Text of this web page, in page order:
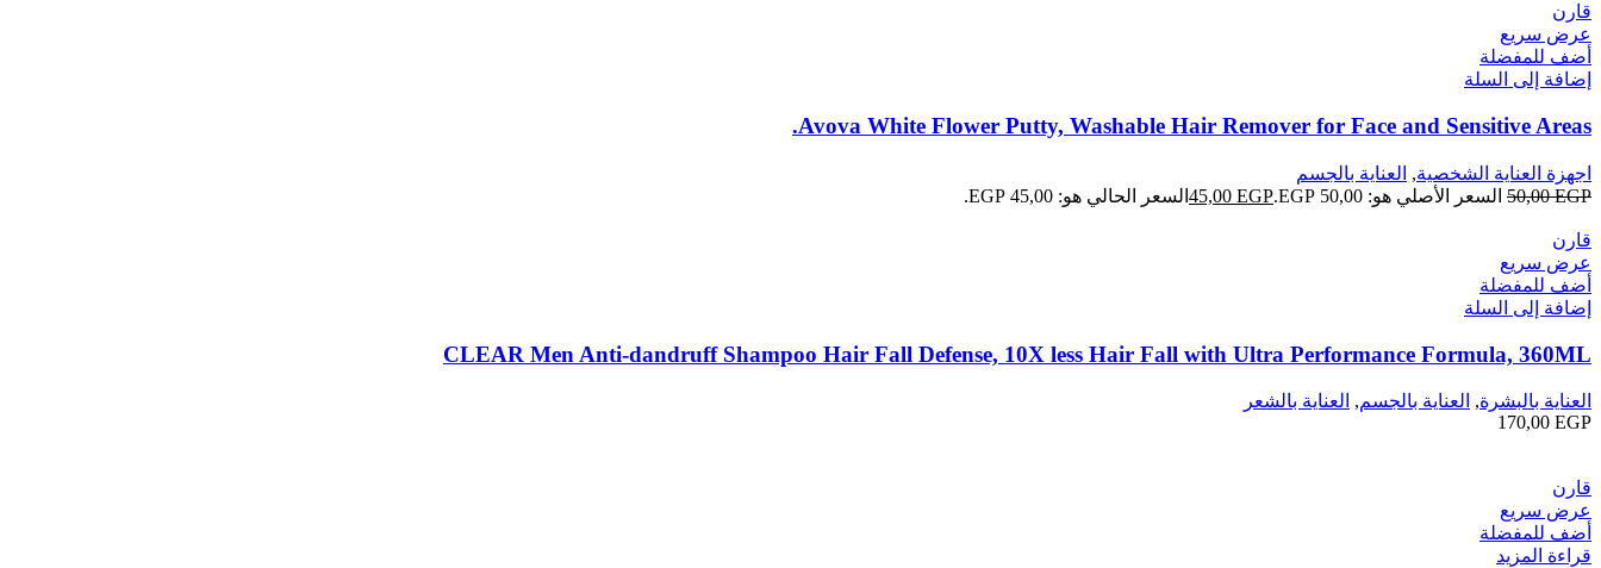
قارن
عرض سريع
أضف للمفضلة
إضافة إلى السلة
Avova White Flower Putty, Washable Hair Remover for Face and Sensitive Areas.
اجهزة العناية الشخصية, العناية بالجسم
50,00EGP السعر الأصلي هو: 50,00 EGP. 45,00 EGP السعر الحالي هو: 45,00 EGP.
قارن
عرض سريع
أضف للمفضلة
إضافة إلى السلة
CLEAR Men Anti-dandruff Shampoo Hair Fall Defense, 10X less Hair Fall with Ultra Performance Formula, 360ML
العناية بالبشرة, العناية بالجسم, العناية بالشعر
170,00 EGP
قارن
عرض سريع
أضف للمفضلة
قراءة المزيد